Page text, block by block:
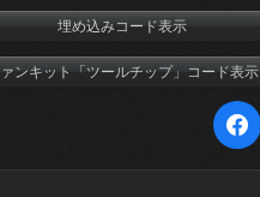
埋め込みコード表示
ンキット「ツールチップ」コード表示